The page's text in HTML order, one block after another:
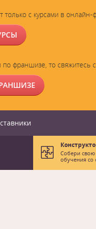
с курсами в онлайн-
франшизе, то свяжитесь
Собери
обучения со